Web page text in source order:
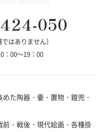
050
はありません）
：00～19：00
た陶器・壷・置物・鎧兜・
・戦後・現代絵画・各種掛